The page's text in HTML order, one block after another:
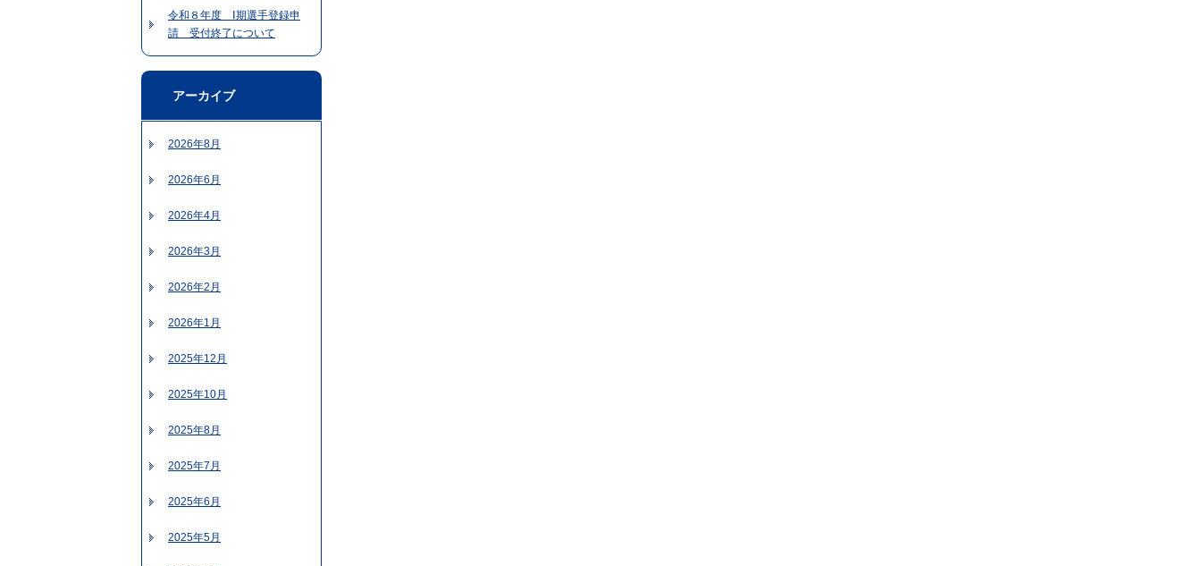
令和８年度 Ⅰ期選手登録申
請 受付終了について
アーカイブ
2026年8月
2026年6月
2026年4月
2026年3月
2026年2月
2026年1月
2025年12月
2025年10月
2025年8月
2025年7月
2025年6月
2025年5月